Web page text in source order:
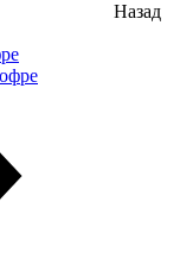
Назад